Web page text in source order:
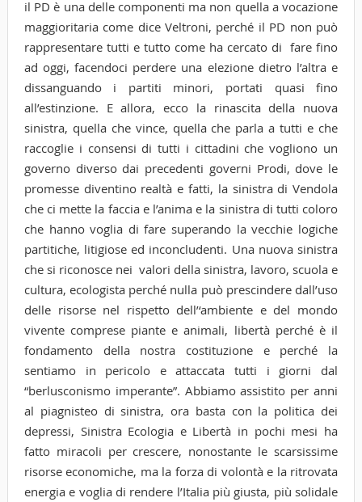
il PD è una delle componenti ma non quella a vocazione
maggioritaria come dice Veltroni, perché il PD non può
rappresentare tutti e tutto come ha cercato di fare fino
ad oggi, facendoci perdere una elezione dietro l’altra e
dissanguando i partiti minori, portati quasi fino
all’estinzione. E allora, ecco la rinascita della nuova
sinistra, quella che vince, quella che parla a tutti e che
raccoglie i consensi di tutti i cittadini che vogliono un
governo diverso dai precedenti governi Prodi, dove le
promesse diventino realtà e fatti, la sinistra di Vendola
che ci mette la faccia e l’anima e la sinistra di tutti coloro
che hanno voglia di fare superando la vecchie logiche
partitiche, litigiose ed inconcludenti. Una nuova sinistra
che si riconosce nei valori della sinistra, lavoro, scuola e
cultura, ecologista perché nulla può prescindere dall’uso
delle risorse nel rispetto dell’‘ambiente e del mondo
vivente comprese piante e animali, libertà perché è il
fondamento della nostra costituzione e perché la
sentiamo in pericolo e attaccata tutti i giorni dal
“berlusconismo imperante”. Abbiamo assistito per anni
al piagnisteo di sinistra, ora basta con la politica dei
depressi, Sinistra Ecologia e Libertà in pochi mesi ha
fatto miracoli per crescere, nonostante le scarsissime
risorse economiche, ma la forza di volontà e la ritrovata
energia e voglia di rendere l’Italia più giusta, più solidale